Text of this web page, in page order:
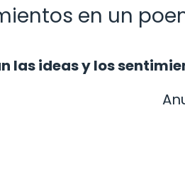
en un
las ideas y los